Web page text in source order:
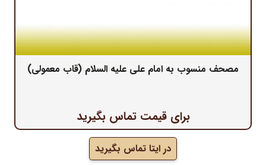
مصحف منسوب به امام علی علیه السلام (قاب معمولی)
برای قیمت تماس بگیرید
در ایتا تماس بگیرید